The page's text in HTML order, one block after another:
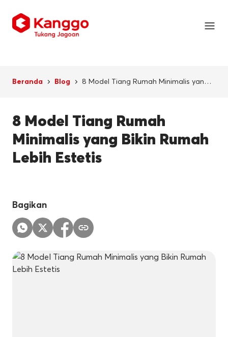
Beranda Blog
8 Model Tiang Rumah Minimalis yang
8 Model Tiang Rumah
Minimalis yang Bikin Rumah
Lebih Estetis
Bagikan